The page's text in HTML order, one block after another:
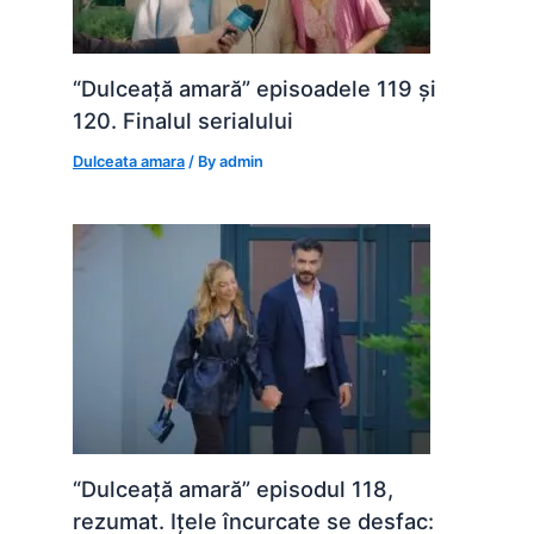
“Dulceață amară” episoadele 119 și
120. Finalul serialului
Dulceata amara / Byadmin
“Dulceață amară” episodul 118,
rezumat. Ițele încurcate se desfac: